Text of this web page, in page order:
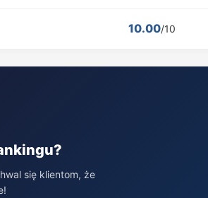
10.00/10
się klientom, że